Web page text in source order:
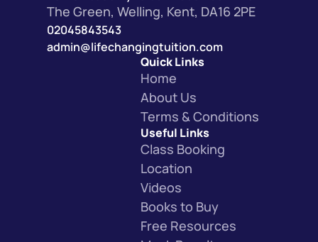
The Green, Welling, Kent, DA16 2PE
02045843543
admin@lifechangingtuition.com
Quick Links
Home
About Us
Terms & Conditions
Useful Links
Class Booking
Location
Videos
Books to Buy
Free Resources